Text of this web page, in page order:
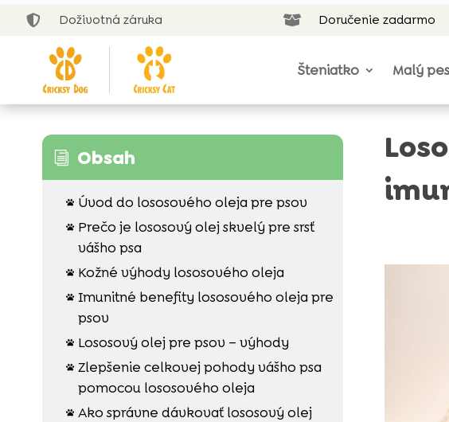
 Doživotná záruka  Doručenie zadarmo
Šteniatko Malý pes
i Obsah
 Úvod do lososového oleja pre psov

Prečo je lososový olej skvelý pre srsť
vášho psa
 Kožné výhody lososového oleja
 Imunitné benefity lososového oleja pre
psov
 Lososový olej pre psov – výhody
 Zlepšenie celkovej pohody vášho psa
pomocou lososového oleja
 Ako správne dávkovať lososový olej